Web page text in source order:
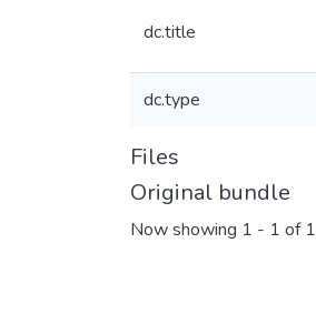
dc.title
dc.type
Files
Original bundle
Now showing 1 - 1 of 1